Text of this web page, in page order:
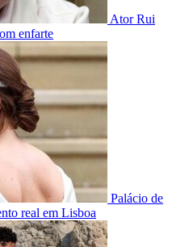
Ator Rui
enfarte
Palácio de
real em Lisboa